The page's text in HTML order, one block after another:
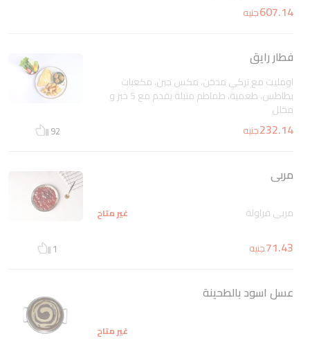
607.14جنيه
فطار رايق
اومليت مع تركي مدخن، مكس جبن، مكعبات
بطاطس، طعمية، طماطم متبلة يقدم مع 5 خبز و
مخلل
232.14جنيه 92
مربى
مربي فراولة غير متاح
71.43جنيه 1
عسل اسود بالطحينة
غير متاح